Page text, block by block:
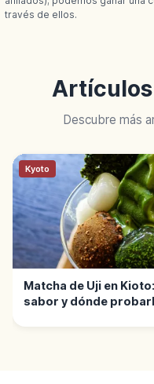
través de ellos.
Descubre más
Kyoto
Matcha de Uji en
sabor y dónde